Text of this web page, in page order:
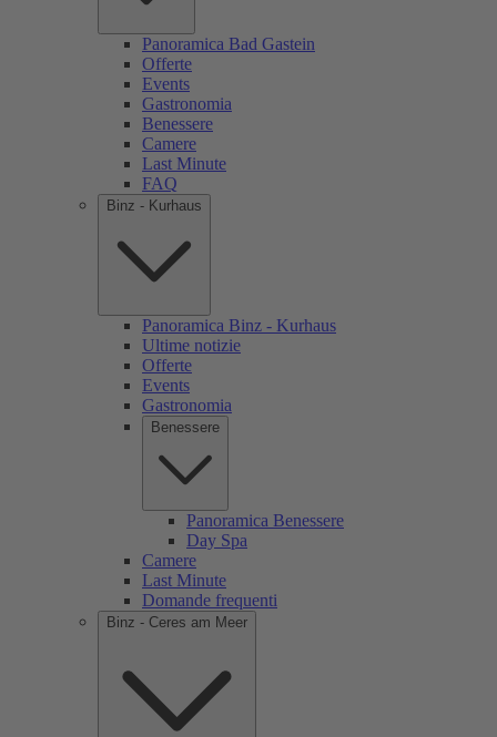
Panoramica Bad Gastein
Offerte
Events
Gastronomia
Benessere
Camere
Last Minute
FAQ
Binz - Kurhaus
Panoramica Binz - Kurhaus
Ultime notizie
Offerte
Events
Gastronomia
Benessere
Panoramica Benessere
Day Spa
Camere
Last Minute
Domande frequenti
Binz - Ceres am Meer